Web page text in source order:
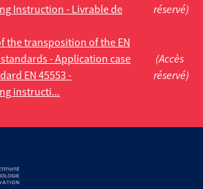
Instruction - Livrable de
réservé)
the transposition of the EN
- Application case
EN 45553 -
instructi...
(Accès
réservé)